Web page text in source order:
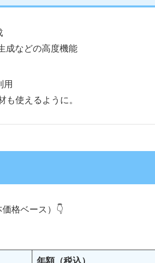
成などの高度機能
用
使えるように。
格ベース）👇
年額（税込）